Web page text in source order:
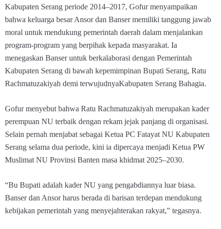
Kabupaten Serang periode 2014–2017, Gofur menyampaikan
bahwa keluarga besar Ansor dan Banser memiliki tanggung jawab
moral untuk mendukung pemerintah daerah dalam menjalankan
program-program yang berpihak kepada masyarakat. Ia
menegaskan Banser untuk berkalaborasi dengan Pemerintah
Kabupaten Serang di bawah kepemimpinan Bupati Serang, Ratu
Rachmatuzakiyah demi terwujudnyaKabupaten Serang Bahagia.
Gofur menyebut bahwa Ratu Rachmatuzakiyah merupakan kader
perempuan NU terbaik dengan rekam jejak panjang di organisasi.
Selain pernah menjabat sebagai Ketua PC Fatayat NU Kabupaten
Serang selama dua periode, kini ia dipercaya menjadi Ketua PW
Muslimat NU Provinsi Banten masa khidmat 2025–2030.
“Bu Bupati adalah kader NU yang pengabdiannya luar biasa.
Banser dan Ansor harus berada di barisan terdepan mendukung
kebijakan pemerintah yang menyejahterakan rakyat,” tegasnya.